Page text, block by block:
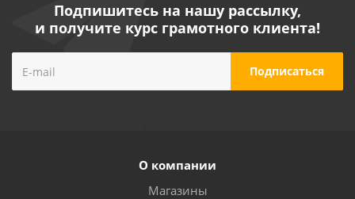
Подпишитесь на нашу рассылку,
и получите курс грамотного клиента!
О компании
Магазины